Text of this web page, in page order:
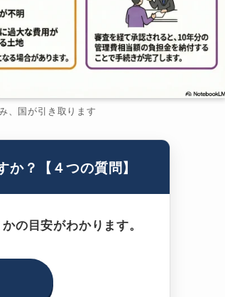
、国が引き取ります
か？【４つの質問】
の目安がわかります。